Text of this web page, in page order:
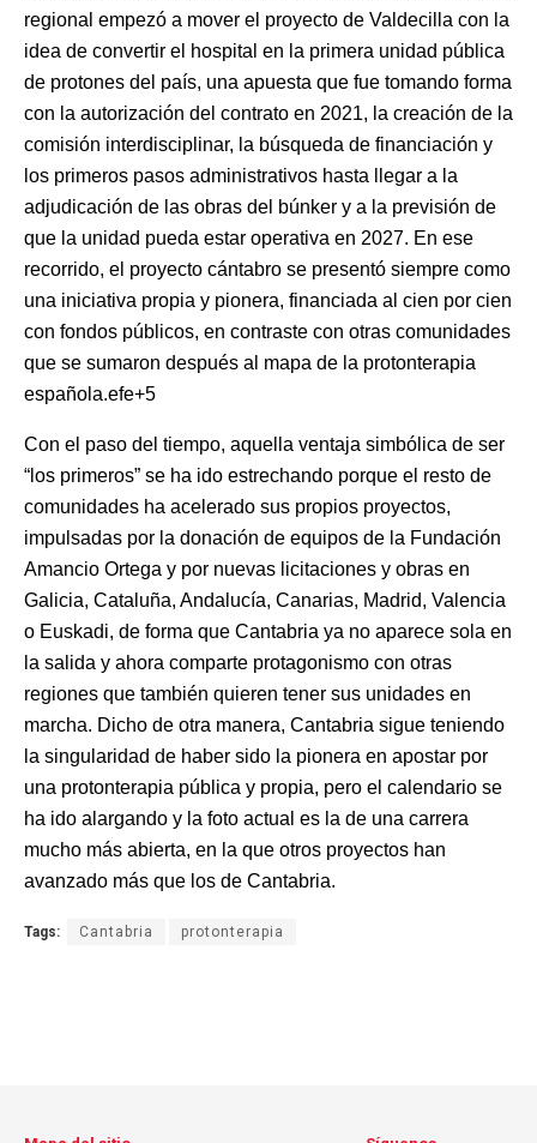
regional empezó a mover el proyecto de Valdecilla con la
idea de convertir el hospital en la primera unidad pública
de protones del país, una apuesta que fue tomando forma
con la autorización del contrato en 2021, la creación de la
comisión interdisciplinar, la búsqueda de financiación y
los primeros pasos administrativos hasta llegar a la
adjudicación de las obras del búnker y a la previsión de
que la unidad pueda estar operativa en 2027. En ese
recorrido, el proyecto cántabro se presentó siempre como
una iniciativa propia y pionera, financiada al cien por cien
con fondos públicos, en contraste con otras comunidades
que se sumaron después al mapa de la protonterapia
española.efe+5
Con el paso del tiempo, aquella ventaja simbólica de ser
“los primeros” se ha ido estrechando porque el resto de
comunidades ha acelerado sus propios proyectos,
impulsadas por la donación de equipos de la Fundación
Amancio Ortega y por nuevas licitaciones y obras en
Galicia, Cataluña, Andalucía, Canarias, Madrid, Valencia
o Euskadi, de forma que Cantabria ya no aparece sola en
la salida y ahora comparte protagonismo con otras
regiones que también quieren tener sus unidades en
marcha. Dicho de otra manera, Cantabria sigue teniendo
la singularidad de haber sido la pionera en apostar por
una protonterapia pública y propia, pero el calendario se
ha ido alargando y la foto actual es la de una carrera
mucho más abierta, en la que otros proyectos han
avanzado más que los de Cantabria.
Tags: Cantabria protonterapia